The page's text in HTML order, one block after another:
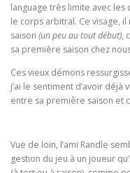
language très limite avec
le corps arbitral. Ce visage,
saison (un peu au tout début),
sa première saison chez
Ces vieux démons
j’ai le sentiment d’avoir
entre sa première saison et
Vue de loin, l’ami Randle
gestion du jeu à un joueur